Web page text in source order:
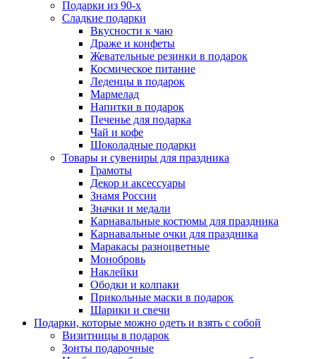
Подарки из 90-х
Сладкие подарки
Вкусности к чаю
Драже и конфеты
Жевательные резинки в подарок
Космическое питание
Леденцы в подарок
Мармелад
Напитки в подарок
Печенье для подарка
Чай и кофе
Шоколадные подарки
Товары и сувениры для праздника
Грамоты
Декор и аксессуары
Знамя России
Значки и медали
Карнавальные костюмы для праздника
Карнавальные очки для праздника
Маракасы разноцветные
Монобровь
Наклейки
Ободки и колпаки
Прикольные маски в подарок
Шарики и свечи
Подарки, которые можно одеть и взять с собой
Визитницы в подарок
Зонты подарочные